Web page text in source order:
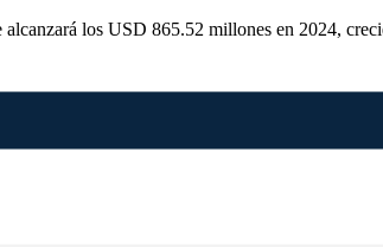
los USD 865.52 millones en 2024,